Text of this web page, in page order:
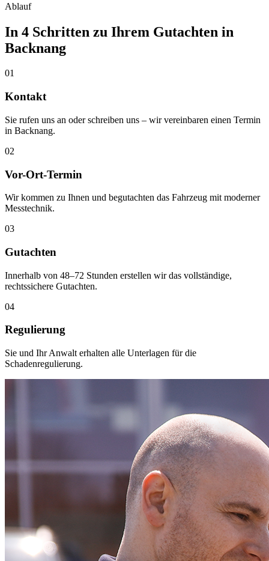
Ablauf
In 4 Schritten zu Ihrem Gutachten in
Backnang
01
Kontakt
Sie rufen uns an oder schreiben uns – wir vereinbaren einen Termin
in Backnang.
02
Vor-Ort-Termin
Wir kommen zu Ihnen und begutachten das Fahrzeug mit moderner
Messtechnik.
03
Gutachten
Innerhalb von 48–72 Stunden erstellen wir das vollständige,
rechtssichere Gutachten.
04
Regulierung
Sie und Ihr Anwalt erhalten alle Unterlagen für die
Schadenregulierung.